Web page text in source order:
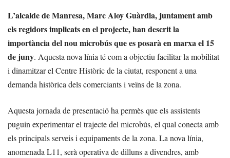
L’alcalde de Manresa, Marc Aloy Guàrdia, juntament amb
els regidors implicats en el projecte, han descrit la
importància del nou microbús que es posarà en marxa el 15
de juny. Aquesta nova línia té com a objectiu facilitar la mobilitat
i dinamitzar el Centre Històric de la ciutat, responent a una
demanda històrica dels comerciants i veïns de la zona.
Aquesta jornada de presentació ha permès que els assistents
puguin experimentar el trajecte del microbús, el qual conecta amb
els principals serveis i equipaments de la zona. La nova línia,
anomenada L11, serà operativa de dilluns a divendres, amb